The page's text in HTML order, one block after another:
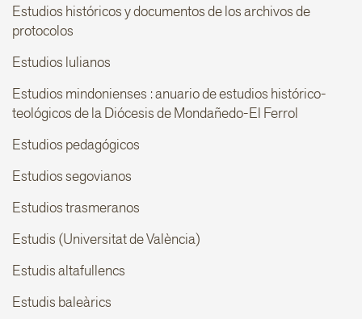
Estudios históricos y documentos de los archivos de
protocolos
Estudios lulianos
Estudios mindonienses : anuario de estudios histórico-
teológicos de la Diócesis de Mondañedo-El Ferrol
Estudios pedagógicos
Estudios segovianos
Estudios trasmeranos
Estudis (Universitat de València)
Estudis altafullencs
Estudis baleàrics